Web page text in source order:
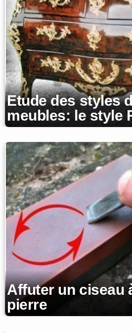
Etude des styles
meubles: le style
Affuter un ciseau
pierre